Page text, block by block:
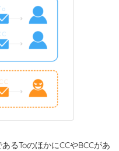
るToのほかにCCやBCCがあ